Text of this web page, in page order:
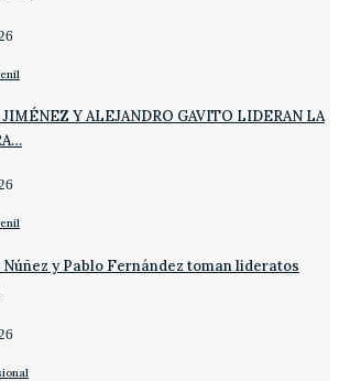
JIMÉNEZ Y ALEJANDRO GAVITO LIDERAN LA
y Pablo Fernández toman lideratos